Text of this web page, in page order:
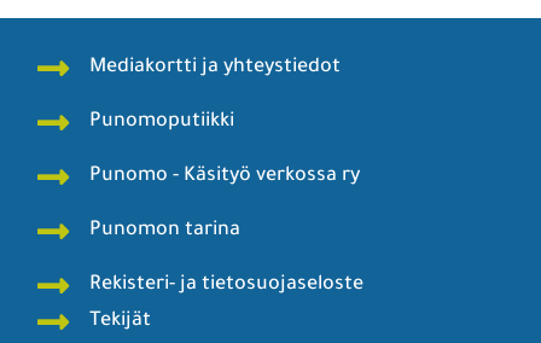
Mediakortti ja yhteystiedot
Punomoputiikki
Punomo - Käsityö verkossa ry
Punomon tarina
Rekisteri- ja tietosuojaseloste
Tekijät